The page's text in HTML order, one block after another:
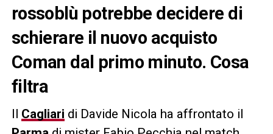
rossoblù potrebbe decidere di
schierare il nuovo acquisto
Coman dal primo minuto. Cosa
filtra
Il Cagliari di Davide Nicola ha affrontato il